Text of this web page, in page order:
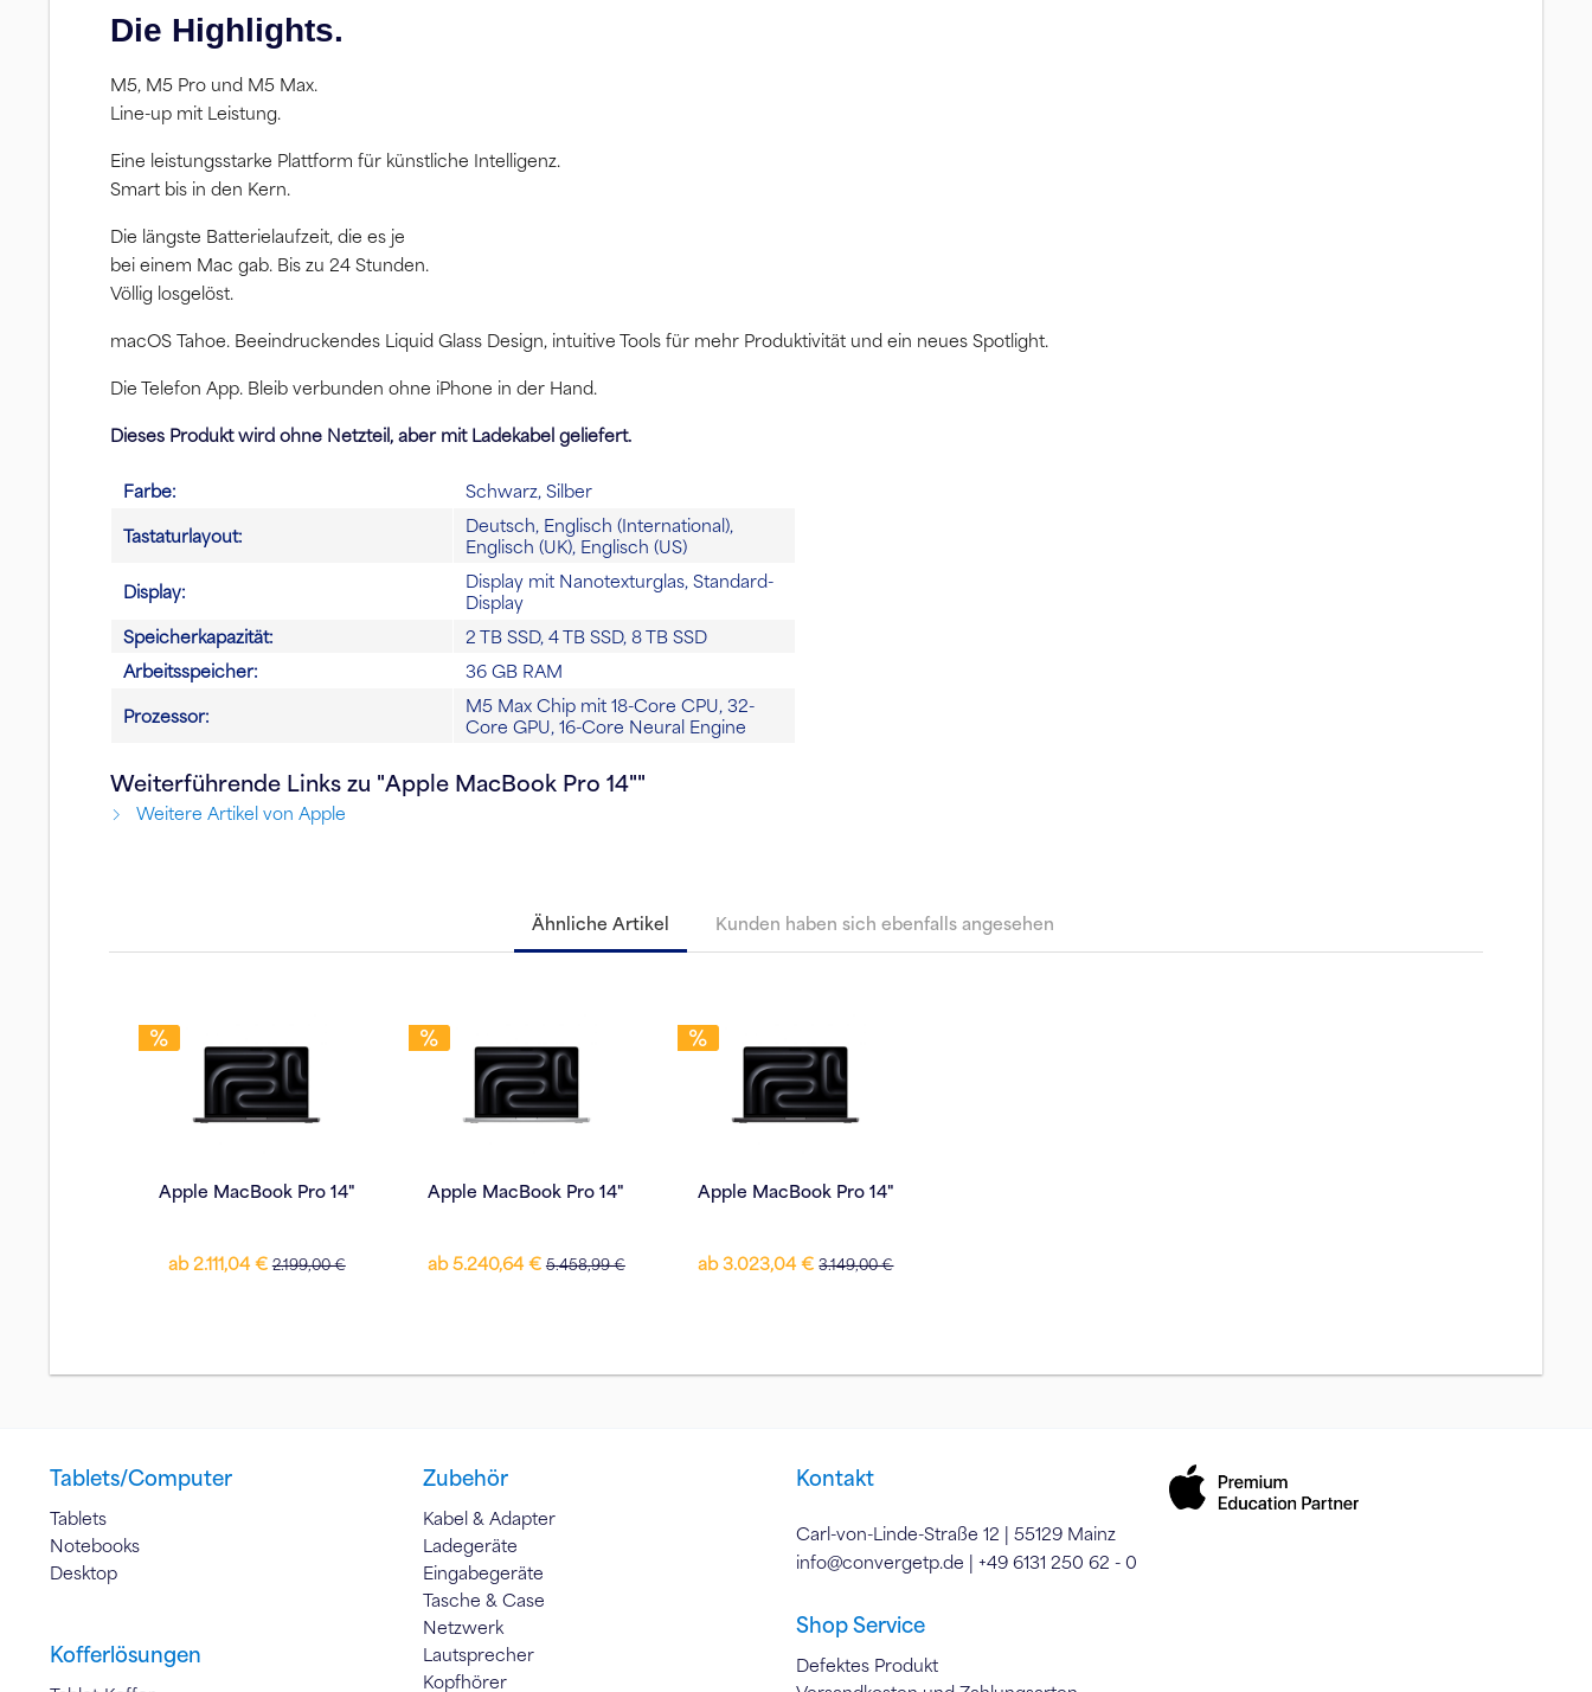
Die High­lights.
M5, M5 Pro und M5 Max.
Line-up mit Leistung.
Eine leistungs­starke Platt­form für künstliche Intelligenz.
Smart bis in den Kern.
Die längste Batterie­laufzeit, die es je
bei einem Mac gab. Bis zu 24 Stun­den.
Völlig losgelöst.
macOS Tahoe. Beein­druckendes Liquid Glass Design, intuitive Tools für mehr Produktivität und ein neues Spot­light.
Die Telefon App. Bleib verbunden ohne iPhone in der Hand.
Dieses Produkt wird ohne Netzteil, aber mit Ladekabel geliefert.
Farbe: Schwarz, Silber
Tastaturlayout:
Deutsch, Englisch (International),
Englisch (UK), Englisch (US)
Display:
Display mit Nanotexturglas, Standard-
Display
Speicherkapazität:
2 TB SSD, 4 TB SSD, 8 TB SSD
Arbeitsspeicher:
36 GB RAM
Prozessor:
M5 Max Chip mit 18-Core CPU, 32-
Core GPU, 16-Core Neural Engine
Weiterführende Links zu "Apple MacBook Pro 14""
Weitere Artikel von Apple
Ähnliche Artikel Kunden haben sich ebenfalls angesehen
Apple MacBook Pro 14"
ab 2.111,04 € 2.199,00 €
Apple MacBook Pro 14"
ab 5.240,64 € 5.458,99 €
Apple MacBook Pro 14"
ab 3.023,04 € 3.149,00 €
Tablets/Computer
Tablets
Notebooks
Desktop
Kofferlösungen
Zubehör
Kabel & Adapter
Ladegeräte
Eingabegeräte
Tasche & Case
Netzwerk
Lautsprecher
Kopfhörer
Kontakt
Carl-von-Linde-Straße 12 | 55129 Mainz
info@convergetp.de | +49 6131 250 62 - 0
Shop Service
Defektes Produkt